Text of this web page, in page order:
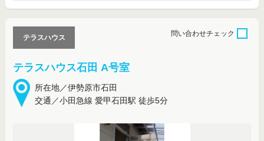
テラスハウス石田 A号室
所在地／伊勢原市石田
交通／小田急線 愛甲石田駅 徒歩5分
テラスハウス
問い合わせチェック